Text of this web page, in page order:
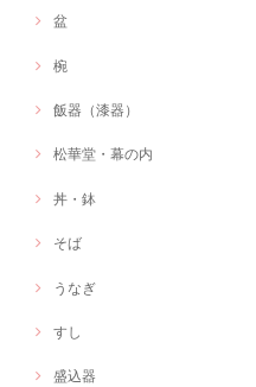
盆
椀
飯器（漆器）
松華堂・幕の内
丼・鉢
そば
うなぎ
すし
盛込器